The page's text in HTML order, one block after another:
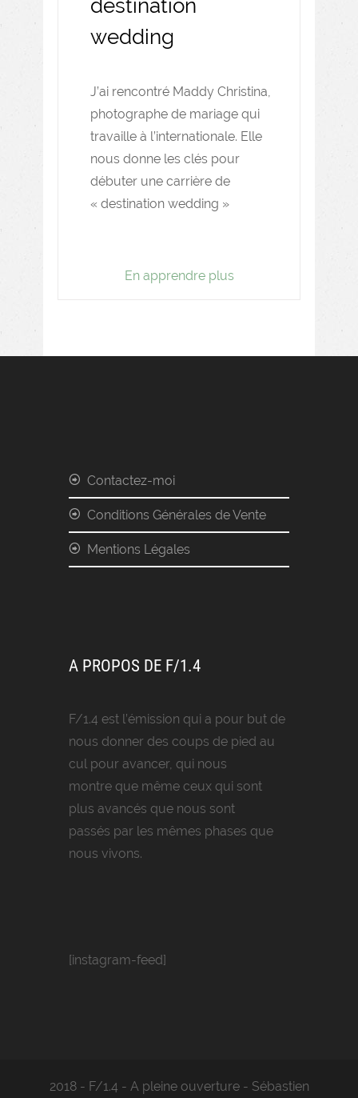
destination
wedding
J’ai rencontré Maddy Christina,
photographe de mariage qui
travaille à l’internationale. Elle
nous donne les clés pour
débuter une carrière de
« destination wedding »
En apprendre plus
Contactez-moi
Conditions Générales de Vente
Mentions Légales
A PROPOS DE F/1.4
F/1.4 est l’émission qui a pour but de
nous donner des coups de pied au
cul pour avancer, qui nous
montre que même ceux qui sont
plus avancés que nous sont
passés par les mêmes phases que
nous vivons.
[instagram-feed]
2018 - F/1.4 - A pleine ouverture - Sébastien